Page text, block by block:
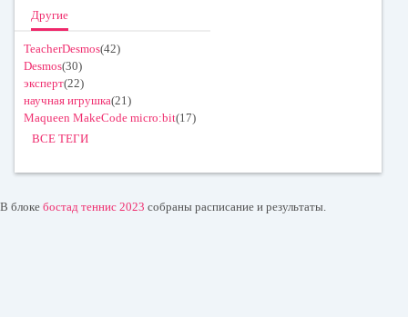
Другие
TeacherDesmos(42)
Desmos(30)
эксперт(22)
научная игрушка(21)
Maqueen MakeCode micro:bit(17)
ВСЕ ТЕГИ
В блоке бостад теннис 2023 собраны расписание и результаты.